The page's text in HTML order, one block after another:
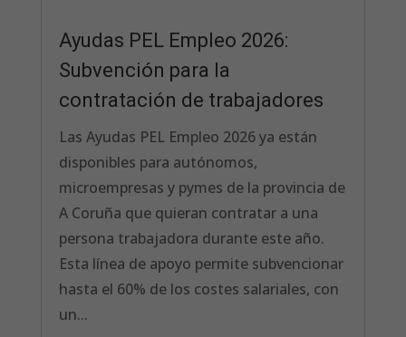
Ayudas PEL Empleo 2026:
Subvención para la
contratación de trabajadores
Las Ayudas PEL Empleo 2026 ya están
disponibles para autónomos,
microempresas y pymes de la provincia de
A Coruña que quieran contratar a una
persona trabajadora durante este año.
Esta línea de apoyo permite subvencionar
hasta el 60% de los costes salariales, con
un...